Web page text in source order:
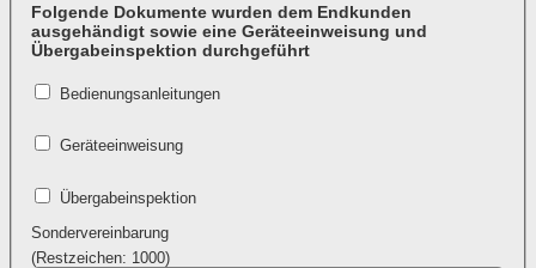
Folgende Dokumente wurden dem Endkunden
ausgehändigt sowie eine Geräteeinweisung und
Übergabeinspektion durchgeführt
Bedienungsanleitungen
Geräteeinweisung
Übergabeinspektion
Sondervereinbarung
(Restzeichen: 1000)